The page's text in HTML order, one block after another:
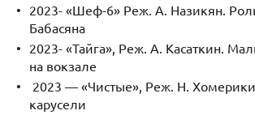
2023- «Шеф-6» Реж. А. Назикян.
Бабасяна
2023- «Тайга», Реж. А. Касаткин.
на вокзале
2023 — «Чистые», Реж. Н.
карусели